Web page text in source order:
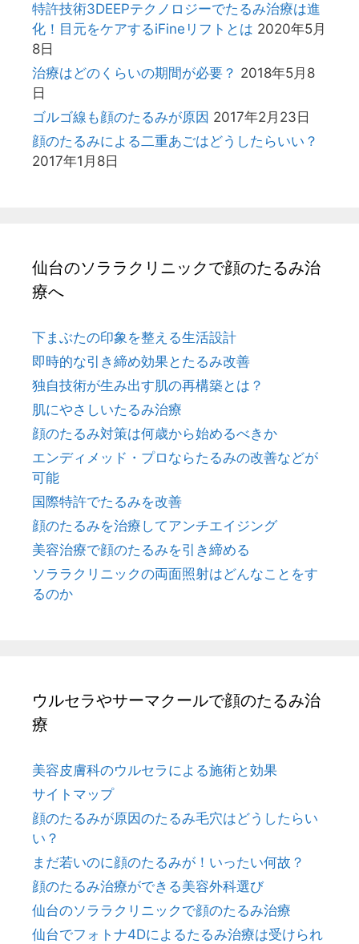
特許技術3DEEPテクノロジーでたるみ治療は進
化！目元をケアするiFineリフトとは 2020年5月
8日
治療はどのくらいの期間が必要？ 2018年5月8
日
ゴルゴ線も顔のたるみが原因 2017年2月23日
顔のたるみによる二重あごはどうしたらいい？
2017年1月8日
仙台のソララクリニックで顔のたるみ治
療へ
下まぶたの印象を整える生活設計
即時的な引き締め効果とたるみ改善
独自技術が生み出す肌の再構築とは？
肌にやさしいたるみ治療
顔のたるみ対策は何歳から始めるべきか
エンディメッド・プロならたるみの改善などが
可能
国際特許でたるみを改善
顔のたるみを治療してアンチエイジング
美容治療で顔のたるみを引き締める
ソララクリニックの両面照射はどんなことをす
るのか
ウルセラやサーマクールで顔のたるみ治
療
美容皮膚科のウルセラによる施術と効果
サイトマップ
顔のたるみが原因のたるみ毛穴はどうしたらい
い？
まだ若いのに顔のたるみが！いったい何故？
顔のたるみ治療ができる美容外科選び
仙台のソララクリニックで顔のたるみ治療
仙台でフォトナ4Dによるたるみ治療は受けられ